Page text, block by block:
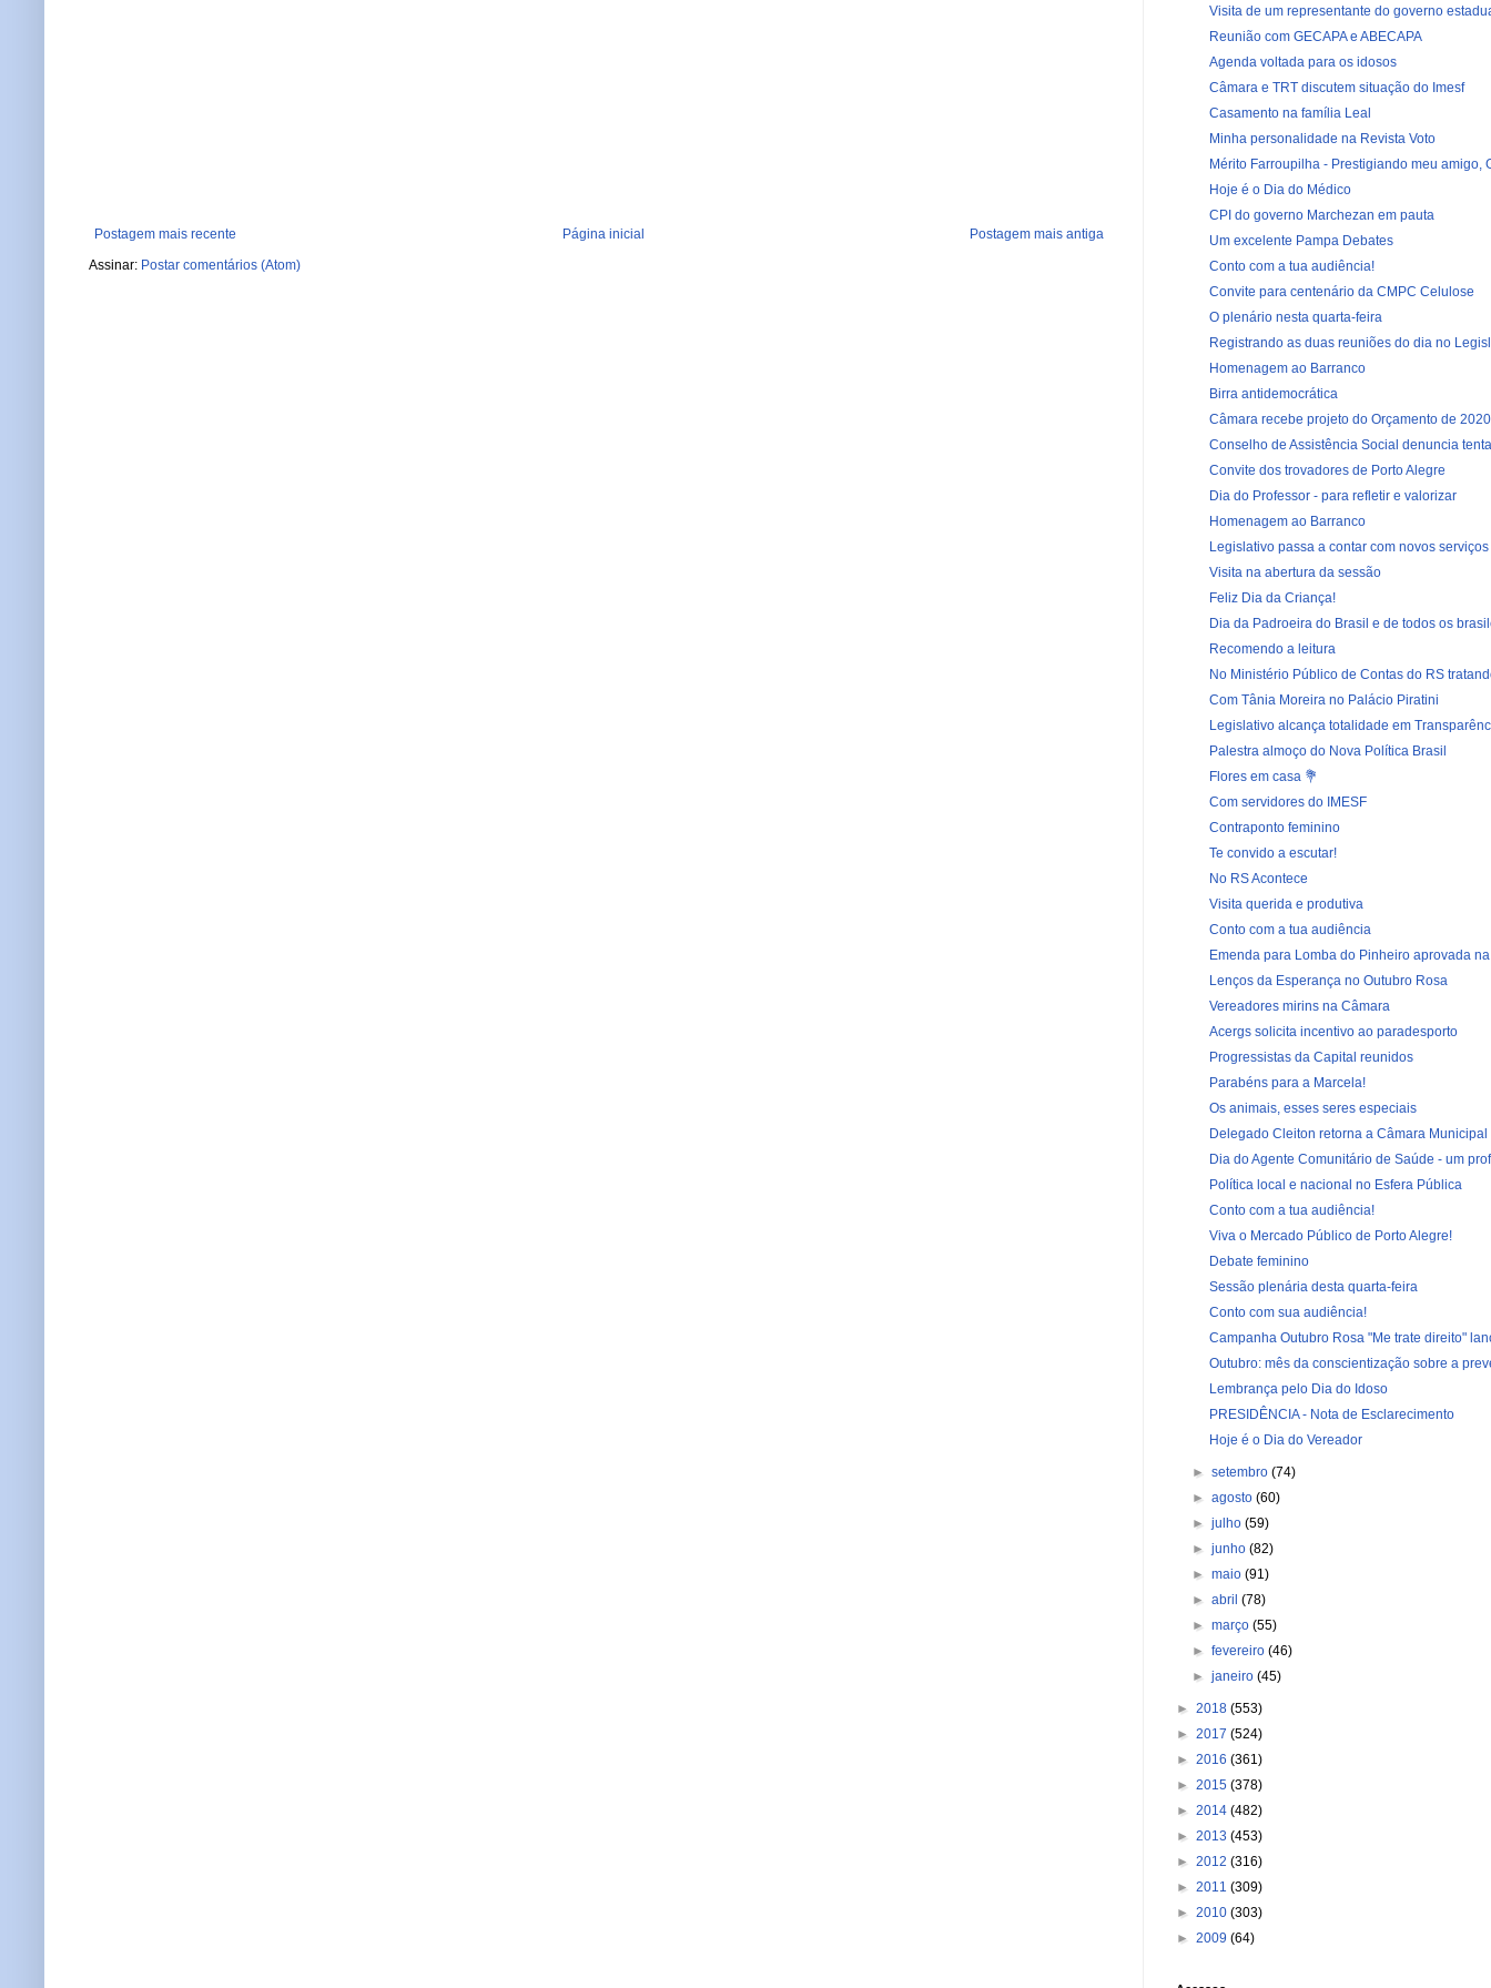
Postagem mais recente Postagem mais antiga
Página inicial
Assinar: Postar comentários (Atom)
Visita de um representante do governo
Reunião com GECAPA e ABECAPA
Agenda voltada para os idosos
Câmara e TRT discutem situação do Imesf
Casamento na família Leal
Minha personalidade na Revista Voto
Mérito Farroupilha - Prestigiando meu amigo,
Hoje é o Dia do Médico
CPI do governo Marchezan em pauta
Um excelente Pampa Debates
Conto com a tua audiência!
Convite para centenário da CMPC Celulose
O plenário nesta quarta-feira
Registrando as duas reuniões do dia no
Homenagem ao Barranco
Birra antidemocrática
Câmara recebe projeto do Orçamento de 2020
Conselho de Assistência Social denuncia
Convite dos trovadores de Porto Alegre
Dia do Professor - para refletir e valorizar
Homenagem ao Barranco
Legislativo passa a contar com novos serviços
Visita na abertura da sessão
Feliz Dia da Criança!
Dia da Padroeira do Brasil e de todos os
Recomendo a leitura
No Ministério Público de Contas do RS
Com Tânia Moreira no Palácio Piratini
Legislativo alcança totalidade em
Palestra almoço do Nova Política Brasil
Flores em casa 💐
Com servidores do IMESF
Contraponto feminino
Te convido a escutar!
No RS Acontece
Visita querida e produtiva
Conto com a tua audiência
Emenda para Lomba do Pinheiro aprovada
Lenços da Esperança no Outubro Rosa
Vereadores mirins na Câmara
Acergs solicita incentivo ao paradesporto
Progressistas da Capital reunidos
Parabéns para a Marcela!
Os animais, esses seres especiais
Delegado Cleiton retorna a Câmara Municipal
Dia do Agente Comunitário de Saúde - um
Política local e nacional no Esfera Pública
Conto com a tua audiência!
Viva o Mercado Público de Porto Alegre!
Debate feminino
Sessão plenária desta quarta-feira
Conto com sua audiência!
Campanha Outubro Rosa "Me trate direito"
Outubro: mês da conscientização sobre a
Lembrança pelo Dia do Idoso
PRESIDÊNCIA - Nota de Esclarecimento
Hoje é o Dia do Vereador
►setembro(74)
►agosto(60)
►julho(59)
►junho(82)
►maio(91)
►abril(78)
►março(55)
►fevereiro(46)
►janeiro(45)
► 2018 (553)
► 2017 (524)
► 2016 (361)
► 2015 (378)
► 2014 (482)
► 2013 (453)
► 2012 (316)
► 2011 (309)
► 2010 (303)
► 2009 (64)